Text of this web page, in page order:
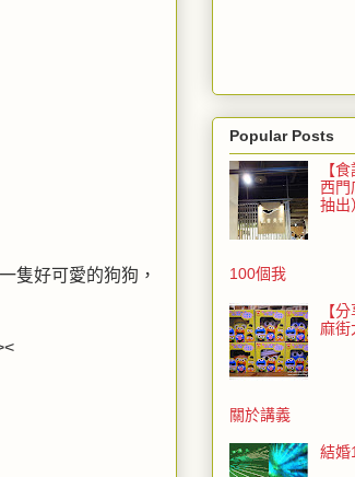
隻好可愛的狗狗，
Popular Posts
【
西門
抽出
100個我
【
麻街
關於講義
結婚